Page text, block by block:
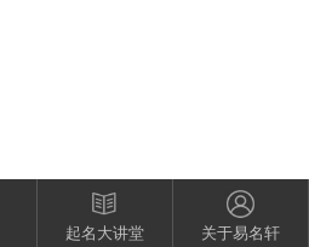
起名大讲堂 关于易名轩